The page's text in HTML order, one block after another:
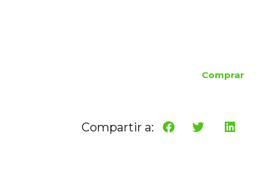
Comprar
Compartir a: